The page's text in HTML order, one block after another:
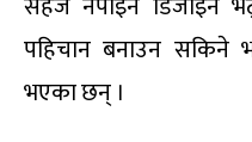
पहिचान बनाउन सकिने
भएका छन् ।